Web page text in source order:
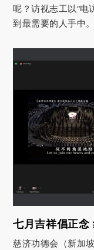
呢？访视志工以“电
到最需要的人手中。
七月吉祥倡正念
慈济功德会（新加